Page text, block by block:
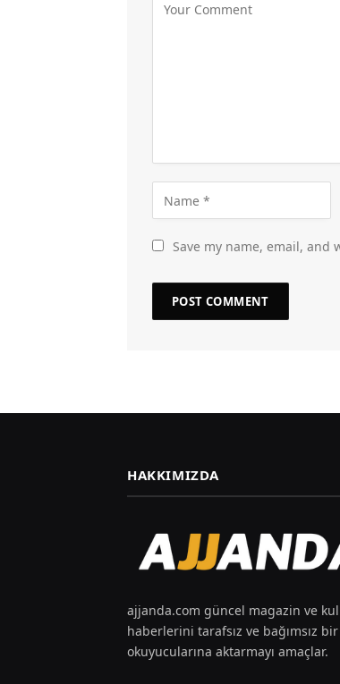
Save my name, email,
HAKKIMIZDA
ajjanda.com güncel magazin ve
haberlerini tarafsız ve bağımsız
okuyucularına aktarmayı amaçlar.